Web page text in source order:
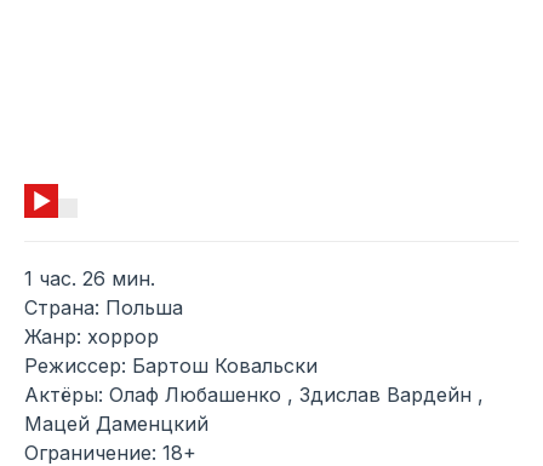
1 час. 26 мин.
Страна: Польша
Жанр: хоррор
Режиссер: Бартош Ковальски
Актёры: Олаф Любашенко , Здислав Вардейн ,
Мацей Даменцкий
Ограничение: 18+